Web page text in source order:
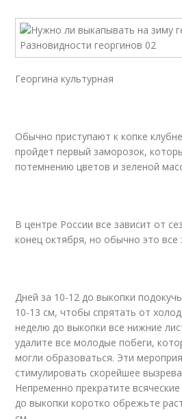
Георгина культурная
Обычно приступают к копке
пройдет первый заморозок,
потемнению цветов и зеленой
В центре России все зависит от
конец октября, но обычно это все
Дней за 10-12 до выкопки
10-13 см, чтобы спрятать от
неделю до выкопки все нижние
удалите все молодые побеги,
могли образоваться. Эти
стимулировать скорейшее
Непременно прекратите
до выкопки коротко обрежьте